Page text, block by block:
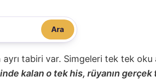
Ara
tabiri var. Simgeleri tek tek
kalan o tek his, rüyanın gerçek